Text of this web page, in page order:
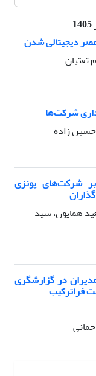
دیجیتالی شدن
تفتیان
شرکت‌ها
زاده
شرکت‌های پونزی
همایون، سید
در گزارشگری
فراترکیب